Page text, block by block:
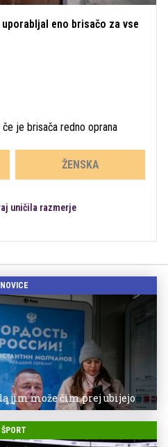
eno brisačo za vse
je brisača redno oprana
ŽENSKA
uničila razmerje
NOVICE
jim može čim prej ubijejo
ŠPORT